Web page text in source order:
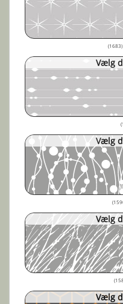
Vælg
Vælg
Vælg
Vælg